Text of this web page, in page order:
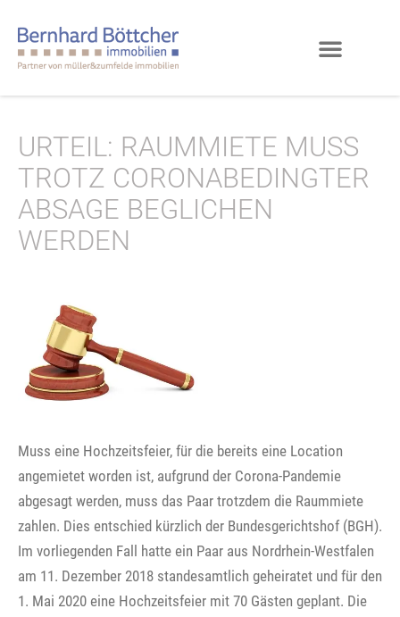
URTEIL: RAUMMIETE MUSS
TROTZ CORONABEDINGTER
ABSAGE BEGLICHEN
WERDEN
Muss eine Hochzeitsfeier, für die bereits eine Location
angemietet worden ist, aufgrund der Corona-Pandemie
abgesagt werden, muss das Paar trotzdem die Raummiete
zahlen. Dies entschied kürzlich der Bundesgerichtshof (BGH).
Im vorliegenden Fall hatte ein Paar aus Nordrhein-Westfalen
am 11. Dezember 2018 standesamtlich geheiratet und für den
1. Mai 2020 eine Hochzeitsfeier mit 70 Gästen geplant. Die